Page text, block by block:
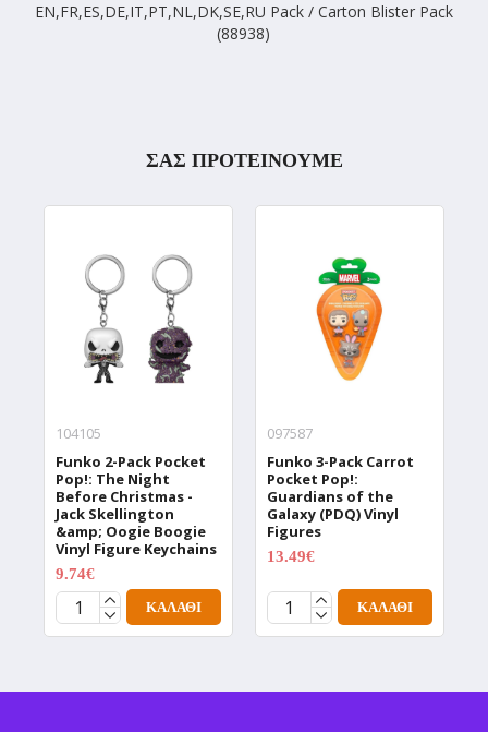
EN,FR,ES,DE,IT,PT,NL,DK,SE,RU Pack / Carton Blister Pack
(88938)
ΣΑΣ ΠΡΟΤΕΙΝΟΥΜΕ
104105
Funko 2-Pack Pocket
Pop!: The Night
Before Christmas -
Jack Skellington
&amp; Oogie Boogie
Vinyl Figure Keychains
9.74€
ΚΑΛΆΘΙ
097587
Funko 3-Pack Carrot
Pocket Pop!:
Guardians of the
Galaxy (PDQ) Vinyl
Figures
13.49€
ΚΑΛΆΘΙ